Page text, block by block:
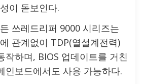
이 돋보인다.
쓰레드리퍼 9000 시리즈는
관계없이 TDP(열설계전력)
작하며, BIOS 업데이트를 거친
인보드에서도 사용 가능하다.